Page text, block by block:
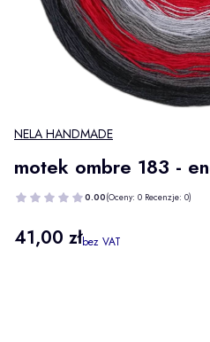
NELA HANDMADE
motek ombre 183 -
0.00(Oceny: 0 Recenzje: 0)
Cena
41,00 złbez VAT